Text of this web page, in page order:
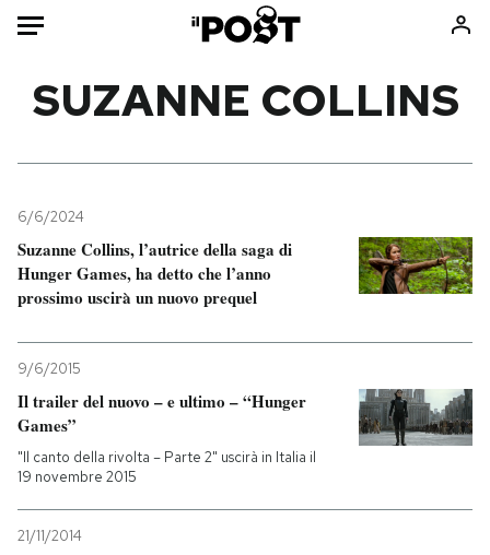
Mondo
Politica
Tecnologia
Internet
Scienza
Cultura
Economia
Consumismi
Media
Altrecose
Mondiali calcio 2026
PODCAST
SUZANNE COLLINS
6/6/2024
Suzanne Collins, l’autrice della saga di
Hunger Games, ha detto che l’anno
prossimo uscirà un nuovo prequel
9/6/2015
Il trailer del nuovo – e ultimo – “Hunger
Games”
"Il canto della rivolta – Parte 2" uscirà in Italia il
19 novembre 2015
21/11/2014